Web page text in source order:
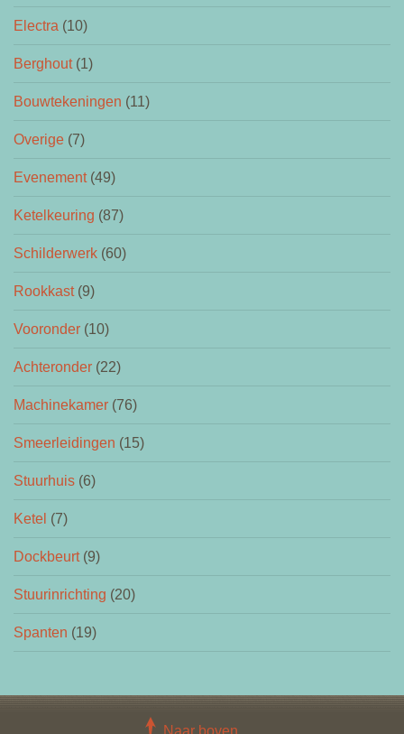
Electra (10)
Berghout(1)
Bouwtekeningen (11)
Overige (7)
Evenement(49)
Ketelkeuring (87)
Schilderwerk (60)
Rookkast(9)
Vooronder (10)
Achteronder (22)
Machinekamer (76)
Smeerleidingen (15)
Stuurhuis (6)
Ketel (7)
Dockbeurt(9)
Stuurinrichting (20)
Spanten (19)
Naar boven